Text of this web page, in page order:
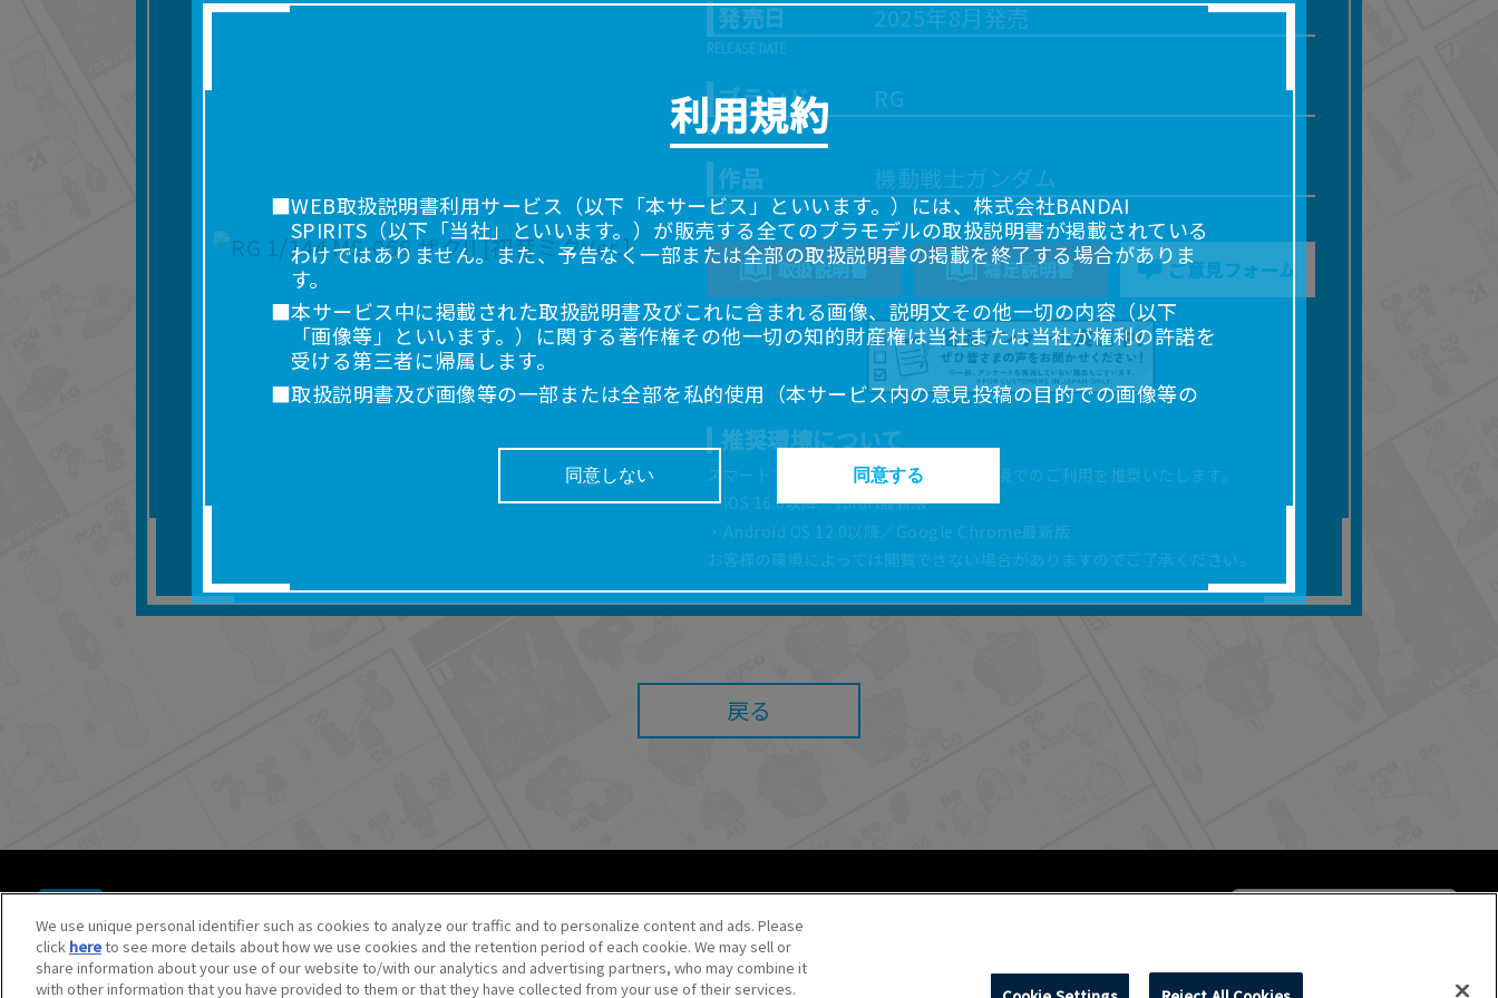
発売日 2025年8月発売
ブランド RG
作品 機動戦士ガンダム
取扱説明書 補足説明書 ご意見フォーム
推奨環境について
スマートフォン、タブレットは以下の環境でのご利用を推奨いたします。
・iOS 16.0以降／safari最新版
・Android OS 12.0以降／Google Chrome最新版
お客様の環境によっては閲覧できない場合がありますのでご了承ください。
戻る
© BANDAI SPIRITS CO.,LTD. ALL RIGHTS RESERVED.
©創通・サンライズ ©創通・サンライズ・MBS
©SOTSU・SUNRISE ©SOTSU・SUNRISE・MBS
©Nintendo・Creatures・GAME FREAK・TV Tokyo・ShoPro・JR Kikaku ©Pokémon
©Pokémon. ©Nintendo/Creatures Inc./GAME FREAK inc.
We use unique personal identifier such as cookies to analyze our traffic and to personalize content and ads. Please
click hereto see more details about how we use cookies and the retention period of each cookie. We may sell or
share information about your use of our website to/with our analytics and advertising partners, who may combine it
with other information that you have provided to them or that they have collected from your use of their services.
利用規約
■WEB取扱説明書利用サービス（以下「本サービス」といいます。）には、株式会社BANDAI
SPIRITS（以下「当社」といいます。）が販売する全てのプラモデルの取扱説明書が掲載されている
わけではありません。また、予告なく一部または全部の取扱説明書の掲載を終了する場合がありま
す。
■本サービス中に掲載された取扱説明書及びこれに含まれる画像、説明文その他一切の内容（以下
「画像等」といいます。）に関する著作権その他一切の知的財産権は当社または当社が権利の許諾を
受ける第三者に帰属します。
■取扱説明書及び画像等の一部または全部を私的使用（本サービス内の意見投稿の目的での画像等の
れに限りません。）することは禁止いたします。
■掲載している取扱説明書は、お客様が購入された商品に同梱されたものと異なる場合があります。
■対象商品仕様の変更などにより、取扱説明書の内容は予告なく変更される場合があります。
■当社は、取扱説明書の正確性確保に努めておりますが、取扱説明書の完全性を保証するものではあ
■お客様のご利用環境によっては、本サービスをご利用いただけない場合があります。
器、ネットワークへの障害（コンピューターウィルスに起因する障害を含みます。）等が生じたとし
■当社は、本サービスの内容・条件を予告なく変更または停止することがあります。また当社は、本
同意しない 同意する